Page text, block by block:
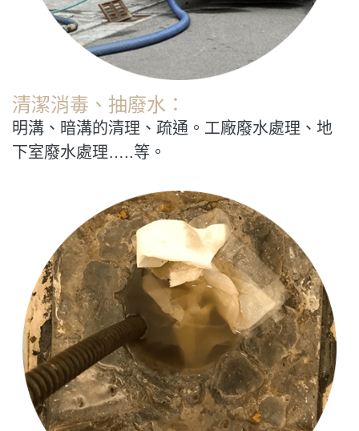
清潔消毒、抽廢水：
明溝、暗溝的清理、疏通。工廠廢水處理、地
下室廢水處理…..等。